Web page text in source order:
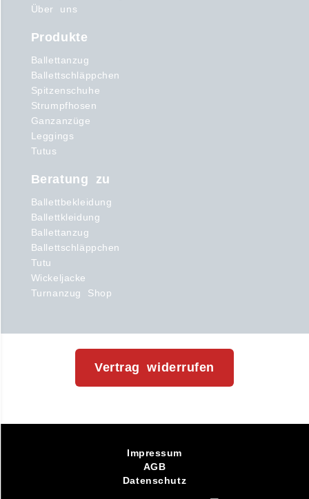
Über uns
Produkte
Ballettanzug
Ballettschläppchen
Spitzenschuhe
Strumpfhosen
Ganzanzüge
Leggings
Tutus
Beratung zu
Ballettbekleidung
Ballettkleidung
Ballettanzug
Ballettschläppchen
Tutu
Wickeljacke
Turnanzug Shop
Vertrag widerrufen
Impressum
AGB
Datenschutz